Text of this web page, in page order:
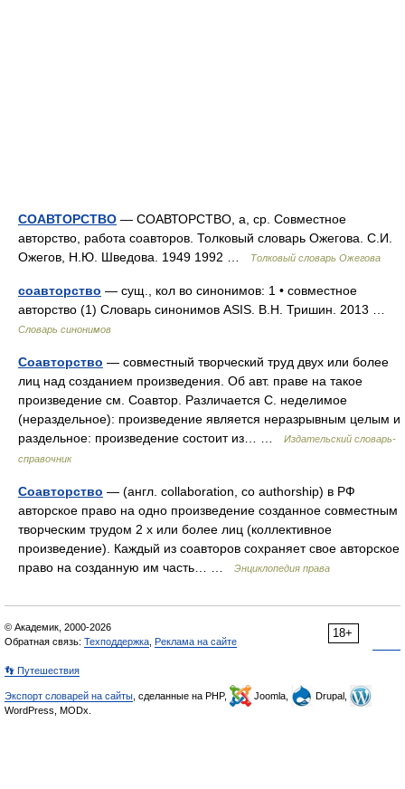
СОАВТОРСТВО — СОАВТОРСТВО, а, ср. Совместное
авторство, работа соавторов. Толковый словарь Ожегова. С.И.
Ожегов, Н.Ю. Шведова. 1949 1992 …
Толковый словарь Ожегова
соавторство — сущ., кол во синонимов: 1 • совместное
авторство (1) Словарь синонимов ASIS. В.Н. Тришин. 2013 …
Словарь синонимов
Соавторство — совместный творческий труд двух или более
лиц над созданием произведения. Об авт. праве на такое
произведение см. Соавтор. Различается С. неделимое
(нераздельное): произведение является неразрывным целым и
раздельное: произведение состоит из… …
Издательский словарь-
справочник
Соавторство — (англ. collaboration, co authorship) в РФ
авторское право на одно произведение созданное совместным
творческим трудом 2 х или более лиц (коллективное
произведение). Каждый из соавторов сохраняет свое авторское
право на созданную им часть… …
Энциклопедия права
18+
© Академик, 2000-2026
Обратная связь: Техподдержка Реклама на сайте
👣 Путешествия
Экспорт словарей на сайты , сделанные на PHP, Joomla,
Drupal,
WordPress, MODx.